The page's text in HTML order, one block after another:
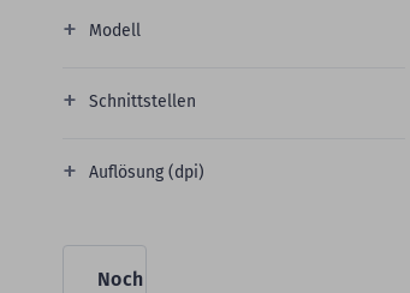
Modell
Schnittstellen
Auflösung (dpi)
Noch